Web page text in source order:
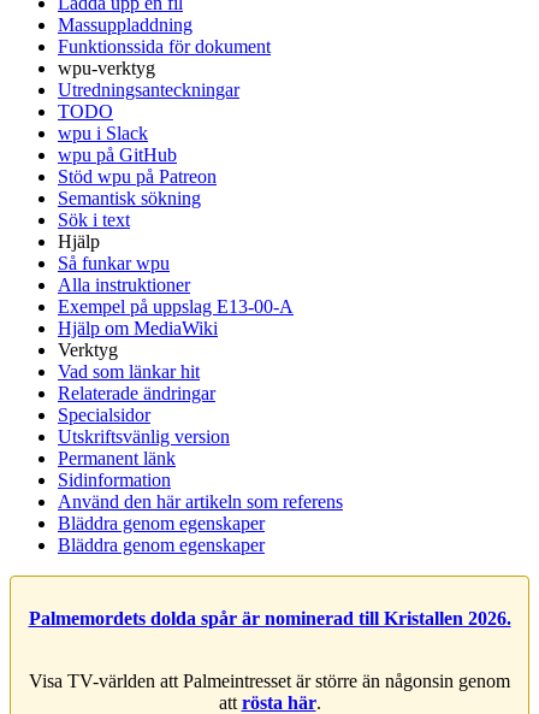
Massuppladdning
Funktionssida för dokument
wpu-verktyg
Utredningsanteckningar
TODO
wpu i Slack
wpu på GitHub
Stöd wpu på Patreon
Semantisk sökning
Sök i text
Hjälp
Så funkar wpu
Alla instruktioner
Exempel på uppslag E13-00-A
Hjälp om MediaWiki
Verktyg
Vad som länkar hit
Relaterade ändringar
Specialsidor
Utskriftsvänlig version
Permanent länk
Sidinformation
Använd den här artikeln som referens
Bläddra genom egenskaper
Bläddra genom egenskaper
Palmemordets dolda spår är nominerad till Kristallen 2026.
Visa TV-världen att Palmeintresset är större än någonsin genom
att rösta här.